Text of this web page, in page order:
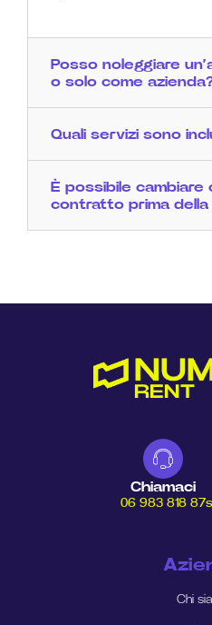
Posso noleggiare
o solo come
Quali servizi sono
È possibile cambiare
contratto prima della
Chiamaci
06 983 818 87
Chi